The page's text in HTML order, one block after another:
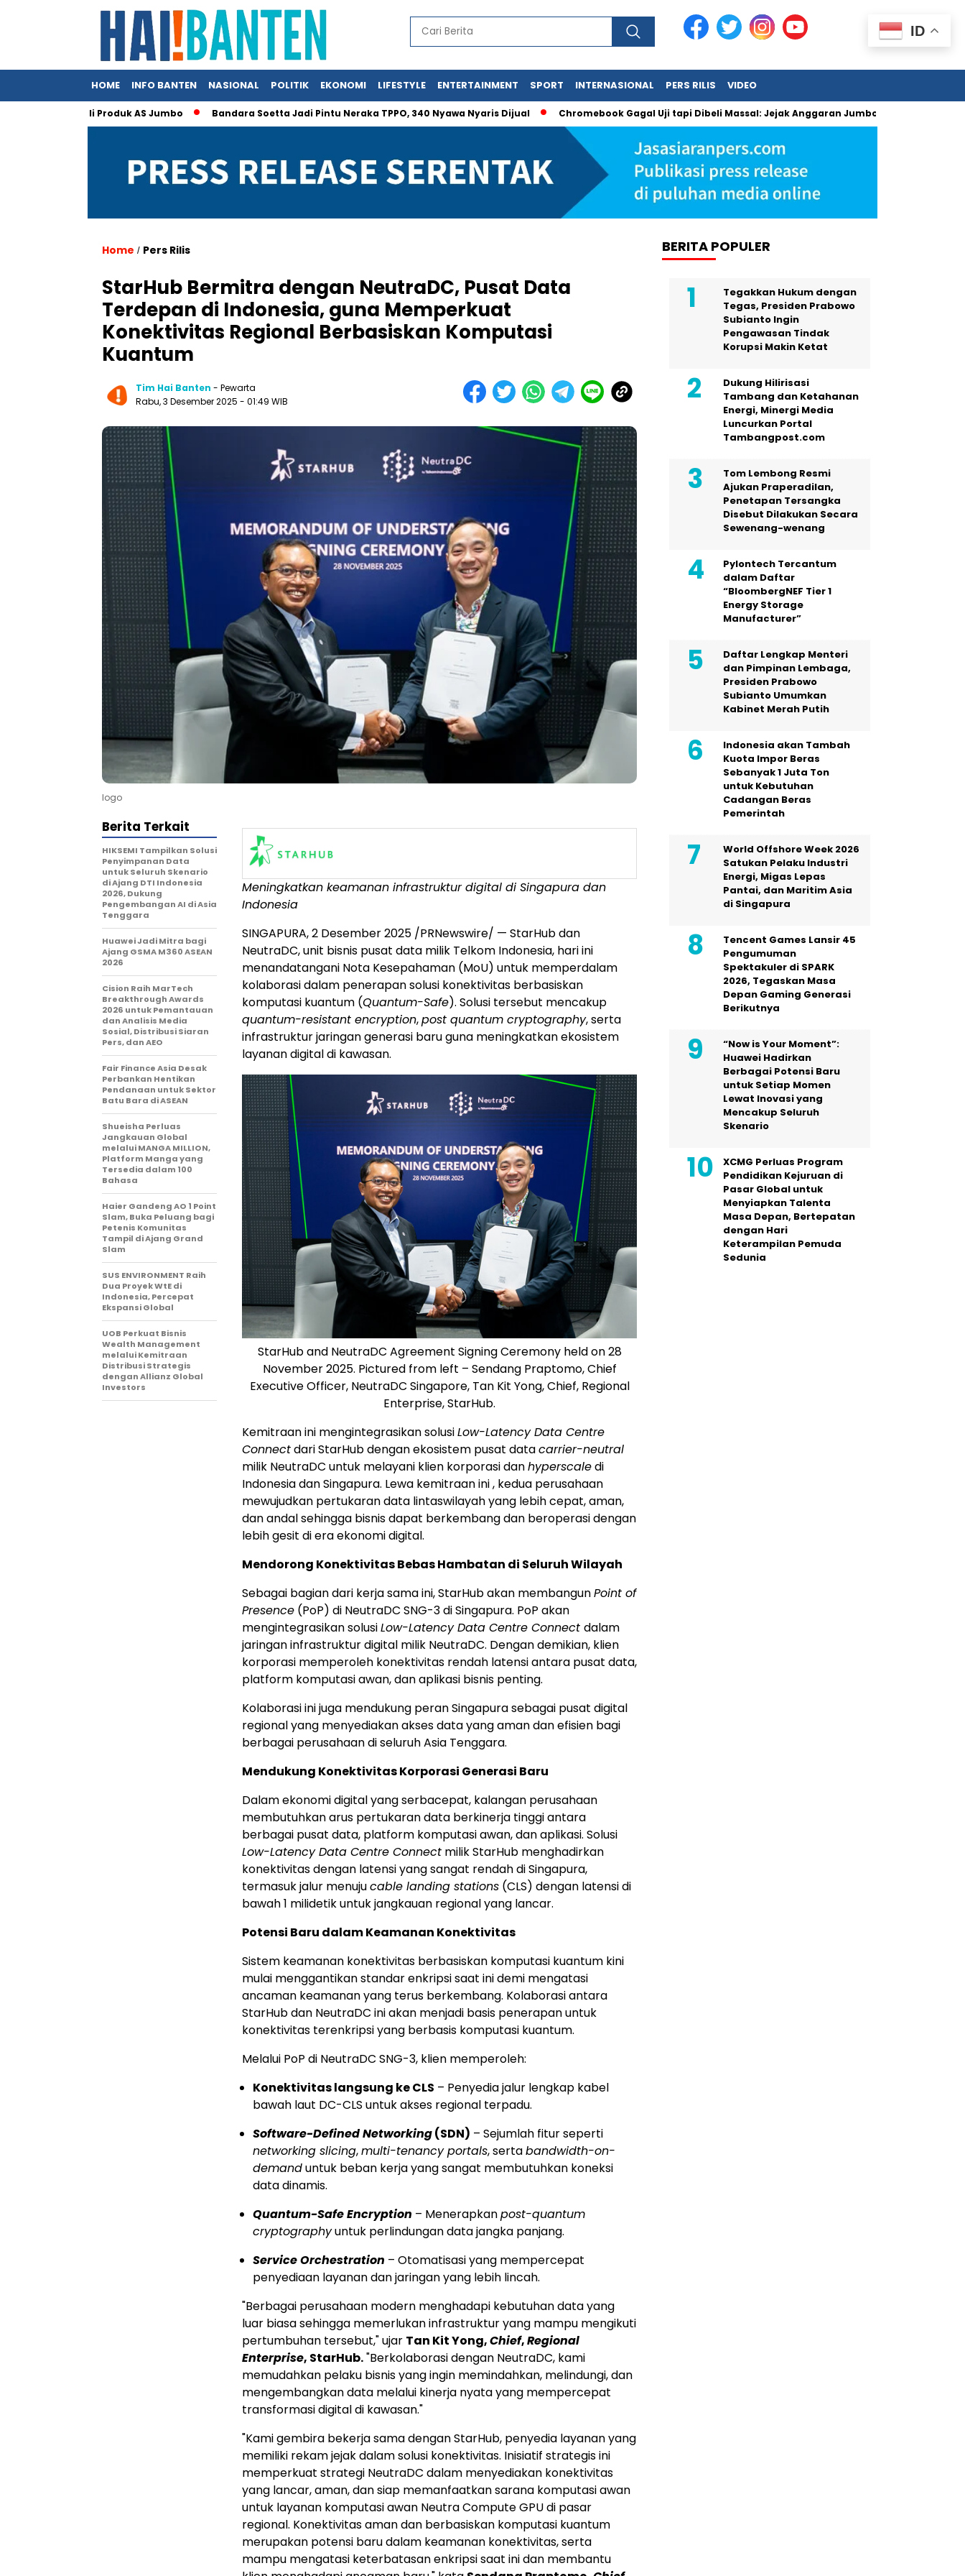
HOME INFO BANTEN NASIONAL POLITIK EKONOMI LIFESTYLE ENTERTAINMENT SPORT INTERNASIONAL PERS RILIS VIDEO
Beli Produk AS Jumbo Bandara Soetta Jadi Pintu Neraka TPPO, 340 Nyawa Nyaris Dijual Chromebook Gagal Uji tapi Dibeli Massal: Jejak Anggaran Jumbo dan Pengabaian
Home / Pers Rilis
StarHub Bermitra dengan NeutraDC, Pusat Data
Terdepan di Indonesia, guna Memperkuat
Konektivitas Regional Berbasiskan Komputasi
Kuantum
Tim Hai Banten - Pewarta
Rabu, 3 Desember 2025 - 01:49 WIB
logo
Meningkatkan keamanan infrastruktur digital di Singapura dan
Indonesia
SINGAPURA, 2 Desember 2025 /PRNewswire/ — StarHub dan
NeutraDC, unit bisnis pusat data milik Telkom Indonesia, hari ini
menandatangani Nota Kesepahaman (MoU) untuk memperdalam
kolaborasi dalam penerapan solusi konektivitas berbasiskan
komputasi kuantum (Quantum-Safe). Solusi tersebut mencakup
quantum-resistant encryption,post quantum cryptography, serta
infrastruktur jaringan generasi baru guna meningkatkan ekosistem
layanan digital di kawasan.
StarHub and NeutraDC Agreement Signing Ceremony held on 28
November 2025. Pictured from left – Sendang Praptomo, Chief
Executive Officer, NeutraDC Singapore, Tan Kit Yong, Chief, Regional
Enterprise, StarHub.
Kemitraan ini mengintegrasikan solusiLow-Latency Data Centre
Connectdari StarHub dengan ekosistem pusat datacarrier-neutral
milik NeutraDC untuk melayani klien korporasi danhyperscaledi
Indonesiadan Singapura. Lewa kemitraan ini , kedua perusahaan
mewujudkan pertukaran data lintaswilayah yang lebih cepat, aman,
dan andal sehingga bisnis dapat berkembang dan beroperasi dengan
lebih gesit di era ekonomi digital.
Mendorong Konektivitas Bebas Hambatan di Seluruh Wilayah
Sebagai bagian dari kerja sama ini, StarHub akan membangunPoint of
Presence (PoP) di NeutraDC SNG-3 di Singapura. PoP akan
mengintegrasikan solusiLow-Latency Data Centre Connect dalam
jaringan infrastruktur digital milik NeutraDC. Dengan demikian, klien
korporasi memperoleh konektivitas rendah latensi antara pusat data,
platform komputasi awan, dan aplikasi bisnis penting.
Kolaborasi ini juga mendukung peran Singapura sebagai pusat digital
regional yang menyediakan akses data yang aman dan efisien bagi
berbagai perusahaan di seluruhAsia Tenggara.
Mendukung Konektivitas Korporasi Generasi Baru
Dalam ekonomi digital yang serbacepat, kalangan perusahaan
membutuhkan arus pertukaran data berkinerja tinggi antara
berbagai pusat data, platform komputasi awan, dan aplikasi. Solusi
Low-Latency Data Centre Connect milik StarHub menghadirkan
konektivitas dengan latensi yang sangat rendah di Singapura,
termasuk jalur menujucable landing stations (CLS) dengan latensi di
bawah 1 milidetik untuk jangkauan regional yang lancar.
Potensi Baru dalam Keamanan Konektivitas
Sistem keamanan konektivitas berbasiskan komputasi kuantum kini
mulai menggantikan standar enkripsi saat ini demi mengatasi
ancaman keamanan yang terus berkembang. Kolaborasi antara
StarHub dan NeutraDC ini akan menjadi basis penerapan untuk
konektivitas terenkripsi yang berbasis komputasi kuantum.
Melalui PoP di NeutraDC SNG-3, klien memperoleh:
Konektivitas langsung ke CLS – Penyedia jalur lengkap kabel
bawah laut DC-CLS untuk akses regional terpadu.
Software-Defined Networking(SDN) – Sejumlah fitur seperti
networking slicing,multi-tenancy portals, sertabandwidth-on-
demanduntuk beban kerja yang sangat membutuhkan koneksi
data dinamis.
Quantum-Safe Encryption – Menerapkanpost-quantum
cryptographyuntuk perlindungan data jangka panjang.
Service Orchestration – Otomatisasi yang mempercepat
penyediaan layanan dan jaringan yang lebih lincah.
"Berbagai perusahaan modern menghadapi kebutuhan data yang
luar biasa sehingga memerlukan infrastruktur yang mampu mengikuti
pertumbuhan tersebut," ujar Tan Kit Yong,Chief,Regional
Enterprise, StarHub."Berkolaborasi dengan NeutraDC, kami
memudahkan pelaku bisnis yang ingin memindahkan, melindungi, dan
mengembangkan data melalui kinerja nyata yang mempercepat
transformasi digital di kawasan."
"Kami gembira bekerja sama dengan StarHub, penyedia layanan yang
memiliki rekam jejak dalam solusi konektivitas. Inisiatif strategis ini
memperkuat strategi NeutraDC dalam menyediakan konektivitas
yang lancar, aman, dan siap memanfaatkan sarana komputasi awan
untuk layanan komputasi awan Neutra Compute GPU di pasar
regional. Konektivitas aman dan berbasiskan komputasi kuantum
merupakan potensi baru dalam keamanan konektivitas, serta
mampu mengatasi keterbatasan enkripsi saat ini dan membantu
Berita Terkait
HIKSEMI Tampilkan Solusi
Penyimpanan Data
untuk Seluruh Skenario
di Ajang DTI Indonesia
2026, Dukung
Pengembangan AI di Asia
Tenggara
Huawei Jadi Mitra bagi
Ajang GSMA M360 ASEAN
2026
Cision Raih MarTech
Breakthrough Awards
2026 untuk Pemantauan
dan Analisis Media
Sosial, Distribusi Siaran
Pers, dan AEO
Fair Finance Asia Desak
Perbankan Hentikan
Pendanaan untuk Sektor
Batu Bara di ASEAN
Shueisha Perluas
Jangkauan Global
melalui MANGA MILLION,
Platform Manga yang
Tersedia dalam 100
Bahasa
Haier Gandeng AO 1 Point
Slam, Buka Peluang bagi
Petenis Komunitas
Tampil di Ajang Grand
Slam
SUS ENVIRONMENT Raih
Dua Proyek WtE di
Indonesia, Percepat
Ekspansi Global
UOB Perkuat Bisnis
Wealth Management
melalui Kemitraan
Distribusi Strategis
dengan Allianz Global
Investors
BERITA POPULER
Tegakkan Hukum dengan
Tegas, Presiden Prabowo
Subianto Ingin
Pengawasan Tindak
Korupsi Makin Ketat
Dukung Hilirisasi
Tambang dan Ketahanan
Energi, Minergi Media
Luncurkan Portal
Tambangpost.com
Tom Lembong Resmi
Ajukan Praperadilan,
Penetapan Tersangka
Disebut Dilakukan Secara
Sewenang-wenang
Pylontech Tercantum
dalam Daftar
“BloombergNEF Tier 1
Energy Storage
Manufacturer”
Daftar Lengkap Menteri
dan Pimpinan Lembaga,
Presiden Prabowo
Subianto Umumkan
Kabinet Merah Putih
Indonesia akan Tambah
Kuota Impor Beras
Sebanyak 1 Juta Ton
untuk Kebutuhan
Cadangan Beras
Pemerintah
World Offshore Week 2026
Satukan Pelaku Industri
Energi, Migas Lepas
Pantai, dan Maritim Asia
di Singapura
Tencent Games Lansir 45
Pengumuman
Spektakuler di SPARK
2026, Tegaskan Masa
Depan Gaming Generasi
Berikutnya
“Now is Your Moment”:
Huawei Hadirkan
Berbagai Potensi Baru
untuk Setiap Momen
Lewat Inovasi yang
Mencakup Seluruh
Skenario
XCMG Perluas Program
Pendidikan Kejuruan di
Pasar Global untuk
Menyiapkan Talenta
Masa Depan, Bertepatan
dengan Hari
Keterampilan Pemuda
Sedunia
ID